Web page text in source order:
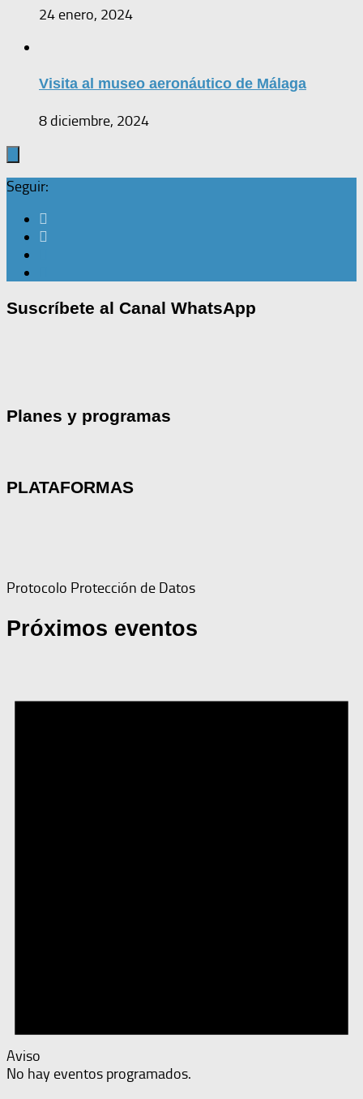
24 enero, 2024
Visita al museo aeronáutico de Málaga
8 diciembre, 2024
Seguir:
Suscríbete al Canal WhatsApp
Planes y programas
PLATAFORMAS
Protocolo Protección de Datos
Próximos eventos
Aviso
No hay eventos programados.